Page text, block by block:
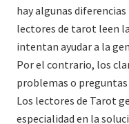
hay algunas
lectores de tarot leen
intentan ayudar a la
Por el contrario, los
problemas o
Los lectores de Tarot
especialidad en la